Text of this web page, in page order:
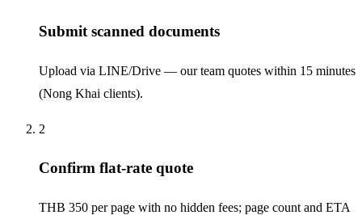
Submit scanned documents
Upload via LINE/Drive — our team quotes within 15 minutes
(Nong Khai clients).
2
Confirm flat-rate quote
THB 350 per page with no hidden fees; page count and ETA